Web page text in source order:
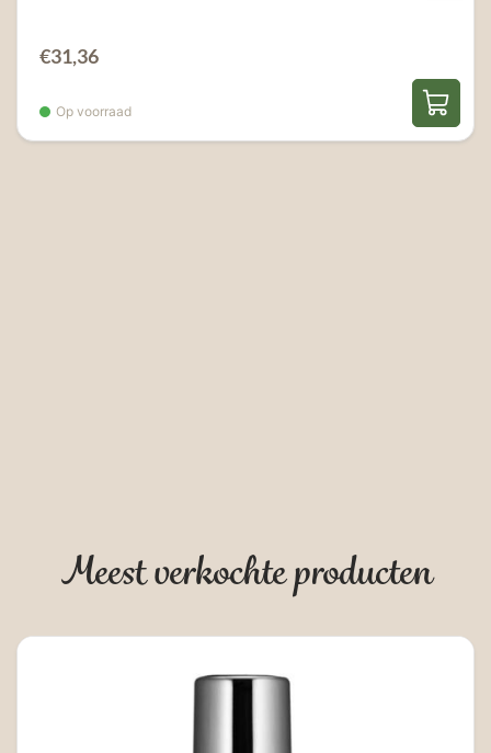
€31,36
Op voorraad
Meest verkochte producten